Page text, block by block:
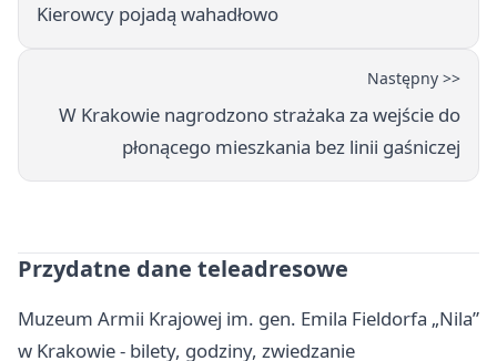
Kierowcy pojadą wahadłowo
Następny >>
W Krakowie nagrodzono strażaka za wejście do
płonącego mieszkania bez linii gaśniczej
Przydatne dane teleadresowe
Muzeum Armii Krajowej im. gen. Emila Fieldorfa „Nila”
w Krakowie - bilety, godziny, zwiedzanie